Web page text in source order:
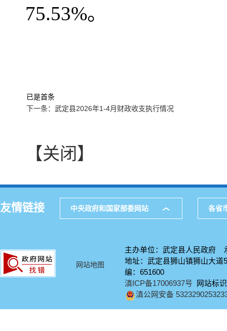
75.53%。
已是首条
下一条：武定县2026年1-4月财政收支执行情况
【关闭】
友情链接 中央政府和国家部委网站 各省
网站地图
主办单位：武定县人民政府
地址：武定县狮山镇狮山大
编：651600
滇ICP备17006937号 网站标
滇公网安备